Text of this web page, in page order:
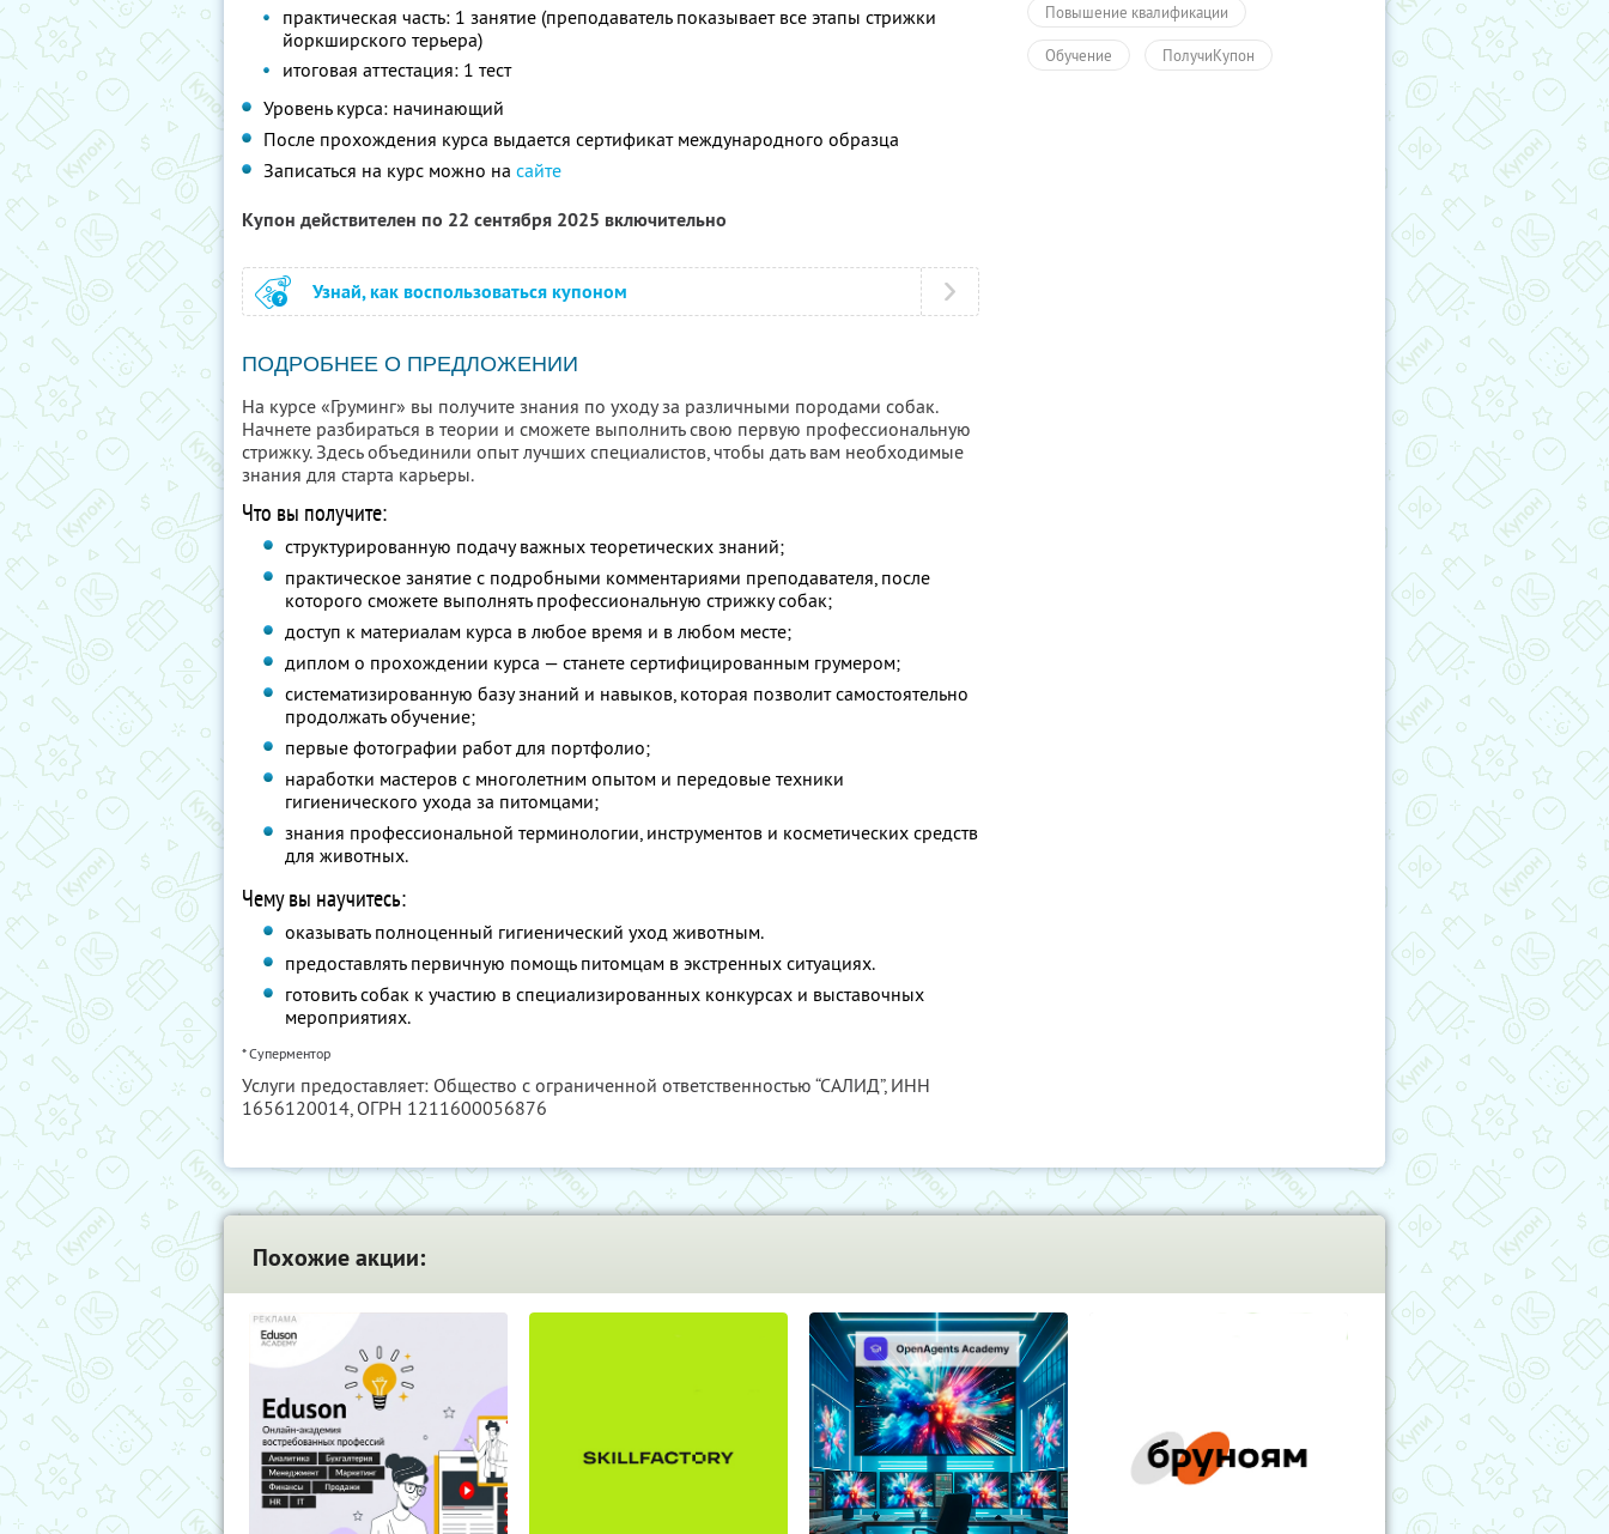
практическая часть: 1 занятие (преподаватель показывает все этапы стрижки
йоркширского терьера)
итоговая аттестация: 1 тест
Уровень курса: начинающий
После прохождения курса выдается сертификат международного образца
Записаться на курс можно на сайте
Купон действителен по 22 сентября 2025 включительно
Узнай, как воспользоваться купоном
ПОДРОБНЕЕ О ПРЕДЛОЖЕНИИ
На курсе «Груминг» вы получите знания по уходу за различными породами собак.
Начнете разбираться в теории и сможете выполнить свою первую профессиональную
стрижку. Здесь объединили опыт лучших специалистов, чтобы дать вам необходимые
знания для старта карьеры.
Что вы получите:
структурированную подачу важных теоретических знаний;
практическое занятие с подробными комментариями преподавателя, после
которого сможете выполнять профессиональную стрижку собак;
доступ к материалам курса в любое время и в любом месте;
диплом о прохождении курса — станете сертифицированным грумером;
систематизированную базу знаний и навыков, которая позволит самостоятельно
продолжать обучение;
первые фотографии работ для портфолио;
наработки мастеров с многолетним опытом и передовые техники
гигиенического ухода за питомцами;
знания профессиональной терминологии, инструментов и косметических средств
для животных.
Чему вы научитесь:
оказывать полноценный гигиенический уход животным.
предоставлять первичную помощь питомцам в экстренных ситуациях.
готовить собак к участию в специализированных конкурсах и выставочных
мероприятиях.
* Суперментор
Услуги предоставляет: Общество с ограниченной ответственностью “САЛИД”, ИНН
1656120014, ОГРН 1211600056876
Повышение квалификации
Обучение ПолучиКупон
Похожие акции: